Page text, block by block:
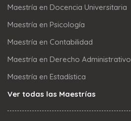
Maestría en Docencia Universitaria
Maestría en Psicología
Maestría en Contabilidad
Maestría en Derecho Administrativo
Maestría en Estadística
Ver todas las Maestrías